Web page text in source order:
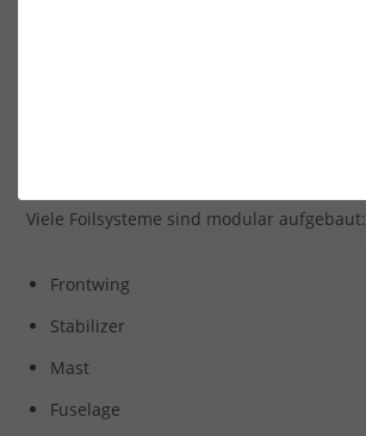
Viele Foilsysteme sind modular aufgebaut:
Frontwing
Stabilizer
Mast
Fuselage